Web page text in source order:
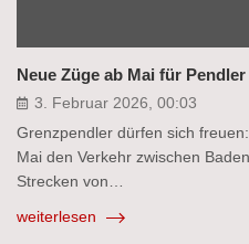
Neue Züge ab Mai für
3. Februar 2026, 00:03
Grenzpendler dürfen sich
Mai den Verkehr zwischen
Strecken von…
weiterlesen